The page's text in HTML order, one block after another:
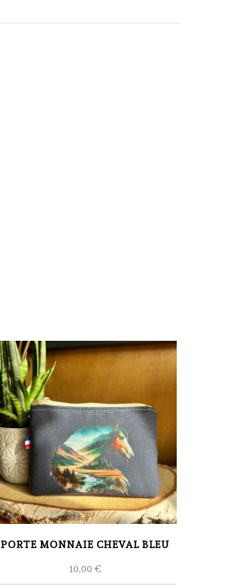
PORTE MONNAIE CHEVAL BLEU
10,00€